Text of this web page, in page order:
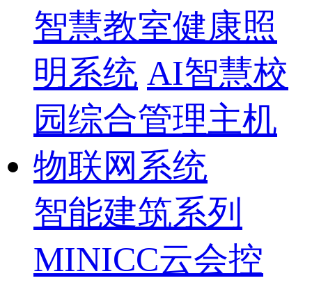
智慧教室健康照
明系统 AI智慧校
园综合管理主机
物联网系统
智能建筑系列
MINICC云会控